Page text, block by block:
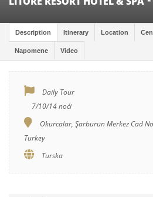
Description Itinerary Location
Napomene Video
Daily Tour
7/10/14 noći
Okurcalar, Şarburun Merkez Cad
Turkey
Turska